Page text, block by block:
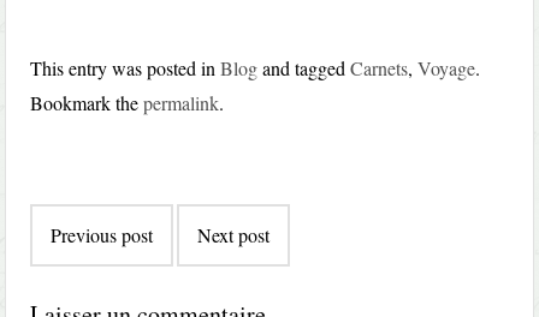
This entry was posted inBlogand taggedCarnets,Voyage.
Bookmark thepermalink.
navigation
Previous post Next post